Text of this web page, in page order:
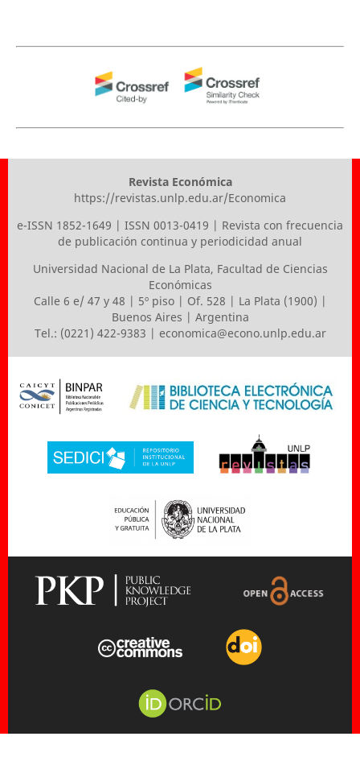
Revista Económica
https://revistas.unlp.edu.ar/Economica
e-ISSN 1852-1649 | ISSN 0013-0419 | Revista con frecuencia
de publicación continua y periodicidad anual
Universidad Nacional de La Plata, Facultad de Ciencias
Económicas
Calle 6 e/ 47 y 48 | 5º piso | Of. 528 | La Plata (1900) |
Buenos Aires | Argentina
Tel.: (0221) 422-9383 | economica@econo.unlp.edu.ar